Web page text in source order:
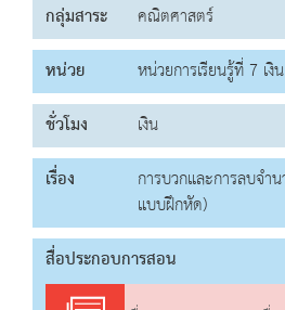
กลุ่มสาระ
คณิตศาสตร์
หน่วย
หน่วยการเรียนรู้ที่ 7 เงิน
ชั่วโมง
เงิน
เรื่อง
การบวกและการลบจำ
แบบฝึกหัด)
สื่อประกอบการสอน